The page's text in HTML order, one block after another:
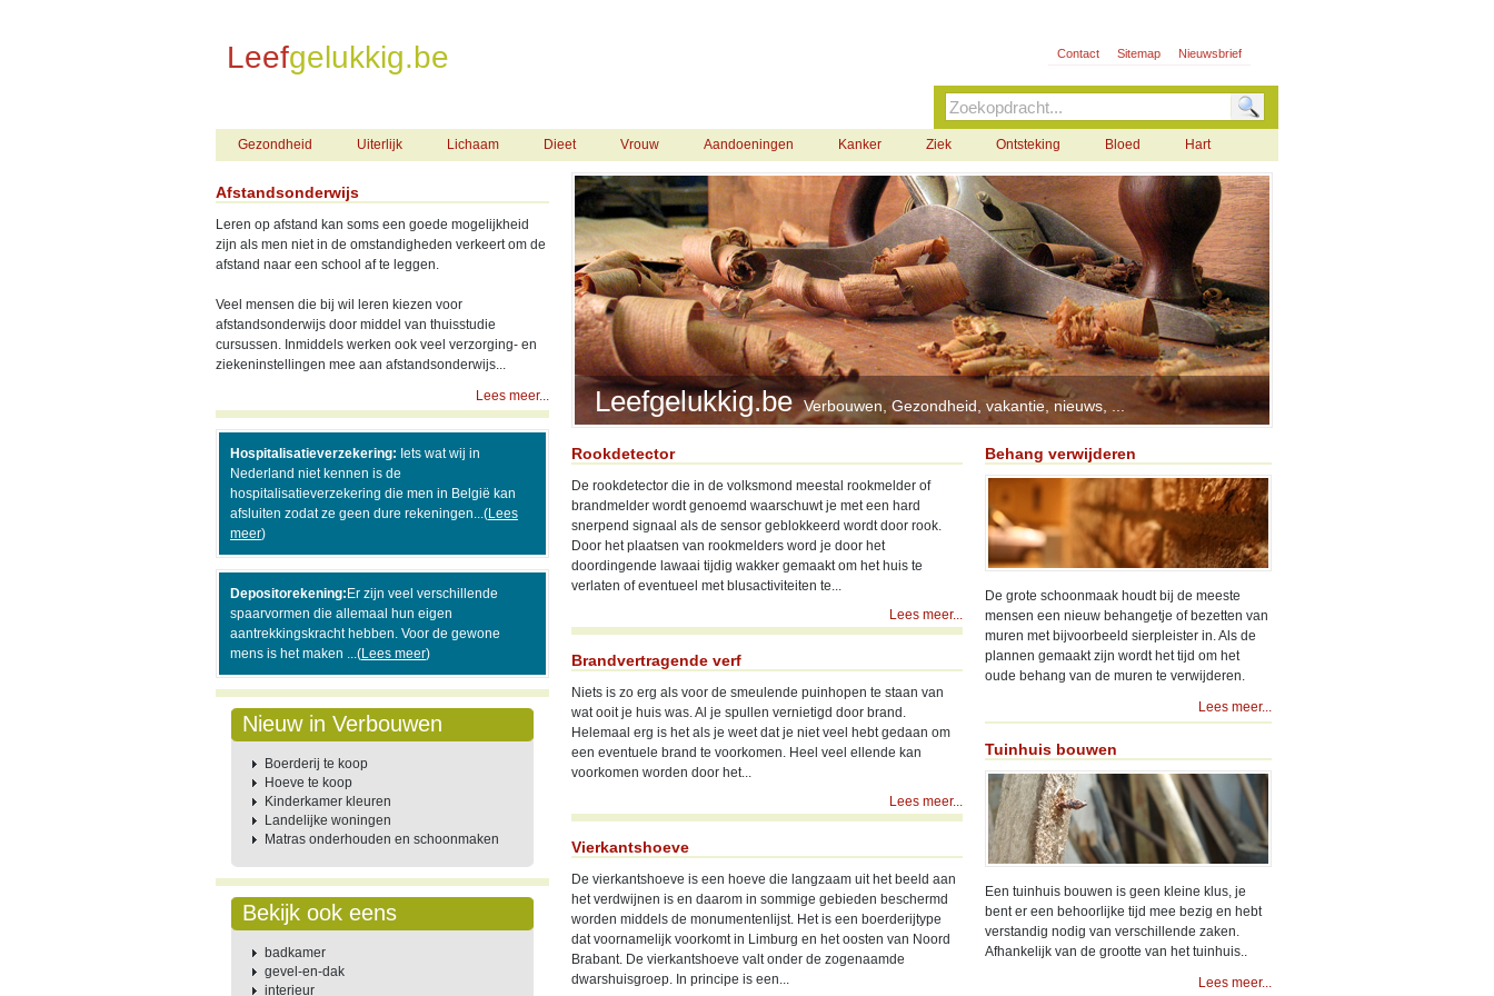
Leefgelukkig.be Contact Sitemap Nieuwsbrief
Gezondheid Uiterlijk Lichaam Dieet Vrouw Aandoeningen Kanker Ziek Ontsteking Bloed Hart
Afstandsonderwijs
Leren op afstand kan soms een goede mogelijkheid
zijn als men niet in de omstandigheden verkeert om de
afstand naar een school af te leggen.
Veel mensen die bij wil leren kiezen voor
afstandsonderwijs door middel van thuisstudie
cursussen. Inmiddels werken ook veel verzorging- en
ziekeninstellingen mee aan afstandsonderwijs...
Lees meer...
Hospitalisatieverzekering: Iets wat wij in
Nederland niet kennen is de
hospitalisatieverzekering die men in België kan
afsluiten zodat ze geen dure rekeningen...(Lees
meer)
Depositorekening: Er zijn veel verschillende
spaarvormen die allemaal hun eigen
aantrekkingskracht hebben. Voor de gewone
mens is het maken ...(Lees meer)
Nieuw in Verbouwen
Boerderij te koop
Hoeve te koop
Kinderkamer kleuren
Landelijke woningen
Matras onderhouden en schoonmaken
Bekijk ook eens
badkamer
gevel-en-dak
interieur
Leefgelukkig.be Verbouwen, Gezondheid, vakantie, nieuws, ...
Rookdetector
De rookdetector die in de volksmond meestal rookmelder of
brandmelder wordt genoemd waarschuwt je met een hard
snerpend signaal als de sensor geblokkeerd wordt door rook.
Door het plaatsen van rookmelders word je door het
doordingende lawaai tijdig wakker gemaakt om het huis te
verlaten of eventueel met blusactiviteiten te...
Lees meer...
Brandvertragende verf
Niets is zo erg als voor de smeulende puinhopen te staan van
wat ooit je huis was. Al je spullen vernietigd door brand.
Helemaal erg is het als je weet dat je niet veel hebt gedaan om
een eventuele brand te voorkomen. Heel veel ellende kan
voorkomen worden door het...
Lees meer...
Vierkantshoeve
De vierkantshoeve is een hoeve die langzaam uit het beeld aan
het verdwijnen is en daarom in sommige gebieden beschermd
worden middels de monumentenlijst. Het is een boerderijtype
dat voornamelijk voorkomt in Limburg en het oosten van Noord
Brabant. De vierkantshoeve valt onder de zogenaamde
dwarshuisgroep. In principe is een...
Behang verwijderen
De grote schoonmaak houdt bij de meeste
mensen een nieuw behangetje of bezetten van
muren met bijvoorbeeld sierpleister in. Als de
plannen gemaakt zijn wordt het tijd om het
oude behang van de muren te verwijderen.
Lees meer...
Tuinhuis bouwen
Een tuinhuis bouwen is geen kleine klus, je
bent er een behoorlijke tijd mee bezig en hebt
verstandig nodig van verschillende zaken.
Afhankelijk van de grootte van het tuinhuis..
Lees meer...